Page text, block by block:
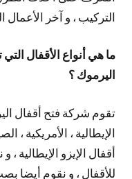
التركيب ، و آخر الأعمال
ما هي أنواع الأقفال
اليرموك ؟
تقوم شركة فتح أقفال
الإيطالية ، الأمريكية ،
أقفال الإيزو الإيطالية ،
للأقفال ، و نقوم أيضا